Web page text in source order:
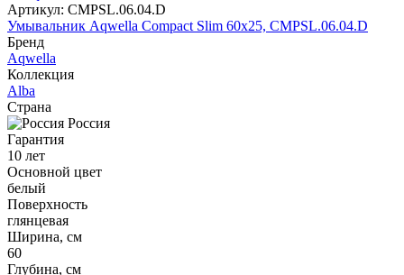
Артикул: CMPSL.06.04.D
Умывальник Aqwella Compact Slim 60x25, CMPSL.06.04.D
Бренд
Aqwella
Коллекция
Alba
Страна
Россия
Гарантия
10 лет
Основной цвет
белый
Поверхность
глянцевая
Ширина, см
60
Глубина, см